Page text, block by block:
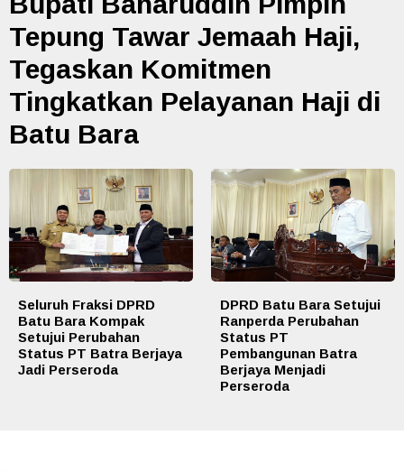
Tepung Tawar Jemaah Haji,
Tegaskan Komitmen
Tingkatkan Pelayanan Haji di
Batu Bara
Seluruh Fraksi DPRD
Batu Bara Kompak
Setujui Perubahan
Status PT Batra Berjaya
Jadi Perseroda
DPRD Batu Bara Setujui
Ranperda Perubahan
Status PT
Pembangunan Batra
Berjaya Menjadi
Perseroda